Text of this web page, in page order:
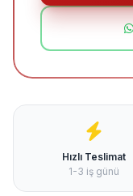
Hızlı Teslimat
1-3 iş günü